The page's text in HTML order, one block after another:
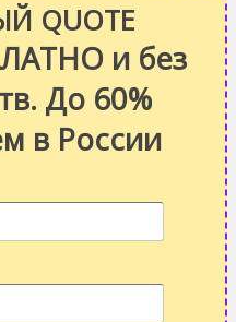
QUOTE
и без
До 60%
в России